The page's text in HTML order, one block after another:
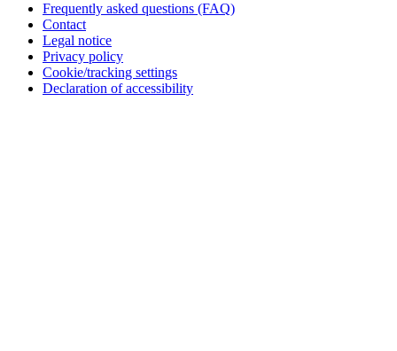
Frequently asked questions (FAQ)
Contact
Legal notice
Privacy policy
Cookie/tracking settings
Declaration of accessibility